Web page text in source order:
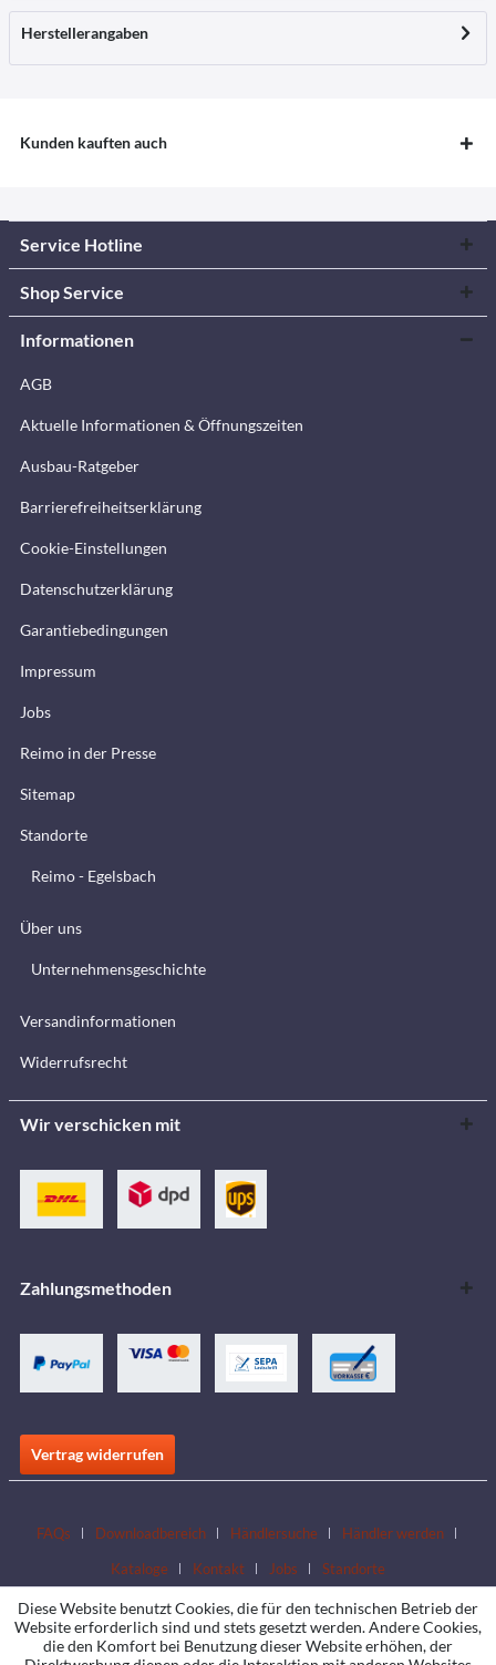
Herstellerangaben
Kunden kauften auch
Service Hotline
Shop Service
Informationen
AGB
Aktuelle Informationen & Öffnungszeiten
Ausbau-Ratgeber
Barrierefreiheitserklärung
Cookie-Einstellungen
Datenschutzerklärung
Garantiebedingungen
Impressum
Jobs
Reimo in der Presse
Sitemap
Standorte
Reimo - Egelsbach
Über uns
Unternehmensgeschichte
Versandinformationen
Widerrufsrecht
Wir verschicken mit
Zahlungsmethoden
Vertrag widerrufen
FAQs Downloadbereich Händlersuche
Händler werden
Kataloge
Kontakt Jobs Standorte
Diese Website benutzt Cookies, die für den technischen Betrieb der
Website erforderlich sind und stets gesetzt werden. Andere Cookies,
die den Komfort bei Benutzung dieser Website erhöhen, der